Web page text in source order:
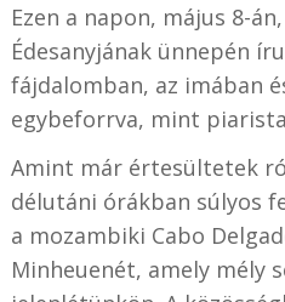
Ezen a napon, május 8-
Édesanyjának ünnepén
fájdalomban, az imában
egybeforrva, mint
Amint már értesültetek
délutáni órákban súlyos
a mozambiki Cabo
Minheuenét, amely mély